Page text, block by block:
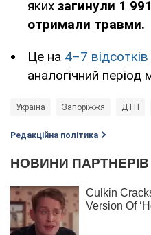
яких загинули 1
отримали травми.
Це на 4–7
аналогічний період
Україна Запоріжжя ДТП
Редакційна політика